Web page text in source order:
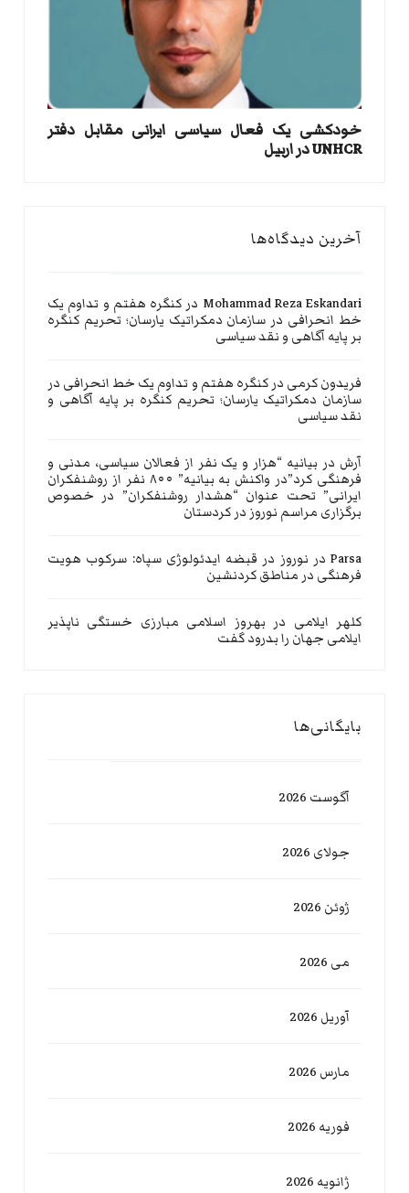
خودکشی یک فعال سیاسی ایرانی مقابل دفتر
UNHCR در اربیل
آخرین دیدگاه‌ها
Mohammad Reza Eskandari در کنگره هفتم و تداوم یک
خط انحرافی در سازمان دمکراتیک یارسان؛ تحریم کنگره
بر پایه آگاهی و نقد سیاسی
فریدون کرمی درکنگره هفتم و تداوم یک خط انحرافی در
سازمان دمکراتیک یارسان؛ تحریم کنگره بر پایه آگاهی و
نقد سیاسی
آرش در بیانیه “هزار و یک نفر از فعالان سیاسی، مدنی و
فرهنگی کرد”در واکنش به بیانیه” ۸۰۰ نفر از روشنفکران
ایرانی” تحت عنوان “هشدار روشنفکران” در خصوص
برگزاری مراسم نوروز در کردستان
Parsa در نوروز در قبضه ایدئولوژی سپاه: سرکوب هویت
فرهنگی در مناطق کردنشین
کلهر ایلامی در بهروز اسلامی مبارزی خستگی ناپذیر
ایلامی جهان را بدرود گفت
بایگانی‌ها
آگوست 2026
جولای 2026
ژوئن 2026
می 2026
آوریل 2026
مارس 2026
فوریه 2026
ژانویه 2026